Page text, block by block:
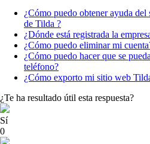
¿Cómo puedo obtener ayuda
de Tilda ?
¿Dónde está registrada la
¿Cómo puedo eliminar mi
¿Cómo puedo hacer que se
teléfono?
¿Cómo exporto mi sitio web
¿Te ha resultado útil esta respuesta?
Sí
0